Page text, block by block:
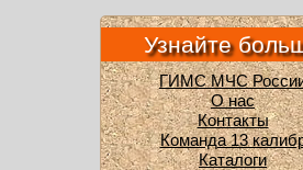
Узнайте
ГИМС МЧС
О нас
Контакты
Команда 13
Каталоги